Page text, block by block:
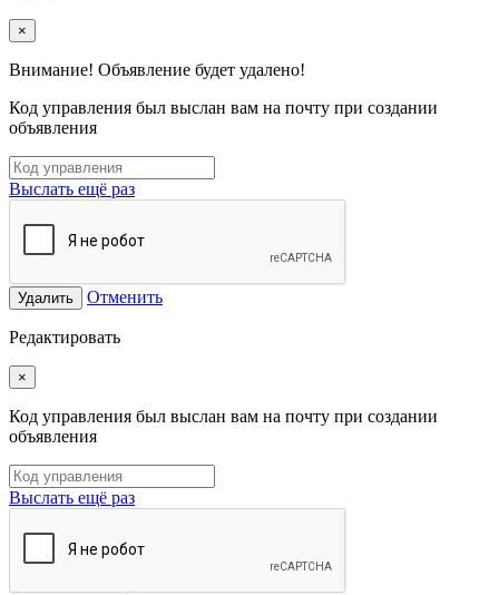
×
Внимание! Объявление будет удалено!
Код управления был выслан вам на почту при создании
объявления
Выслать ещё раз
Удалить Отменить
Редактировать
×
Код управления был выслан вам на почту при создании
объявления
Выслать ещё раз